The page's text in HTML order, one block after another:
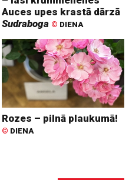
Auces upes krastā dārzā
Sudraboga © DIENA
Rozes – pilnā plaukumā!
© DIENA